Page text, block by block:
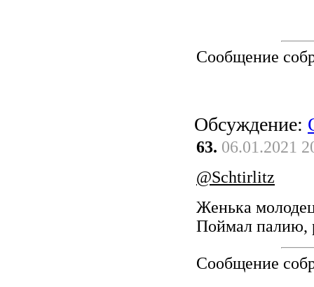
Сообщение
Обсуждение:
63. 06.01.2021
@Schtirlitz
Женька
Поймал палию,
Сообщение